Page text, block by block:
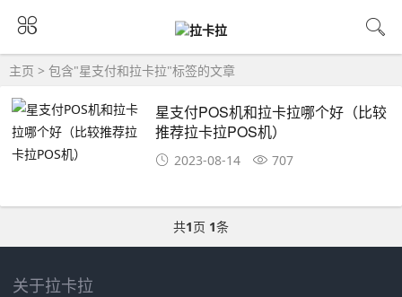
主页 > 包含"星支付和拉卡拉"标签的文章
星支付POS机和拉卡拉哪个好（比较
推荐拉卡拉POS机）
2023-08-14 707
共1页 1条
关于拉卡拉